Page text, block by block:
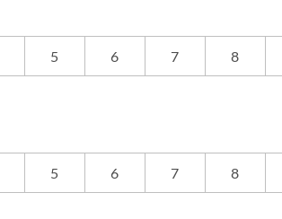
5 6 7 8
5 6 7 8